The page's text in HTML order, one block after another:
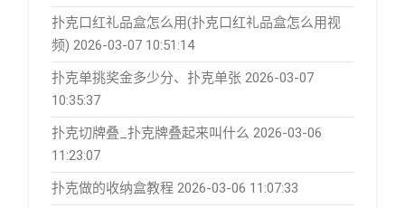
扑克口红礼品盒怎么用(扑克口红礼品盒怎么用视
频) 2026-03-07 10:51:14
扑克单挑奖金多少分、扑克单张 2026-03-07
10:35:37
扑克切牌叠_扑克牌叠起来叫什么 2026-03-06
11:23:07
扑克做的收纳盒教程 2026-03-06 11:07:33